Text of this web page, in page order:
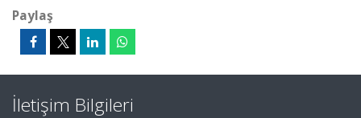
Paylaş
İletişim Bilgileri